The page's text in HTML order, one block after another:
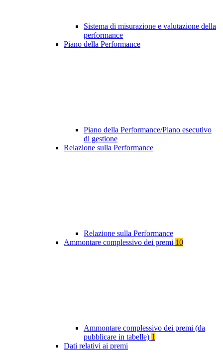
Sistema di misurazione e valutazione della
performance
Piano della Performance
Piano della Performance/Piano esecutivo
di gestione
Relazione sulla Performance
Relazione sulla Performance
Ammontare complessivo dei premi 10
Ammontare complessivo dei premi (da
pubblicare in tabelle) 1
Dati relativi ai premi